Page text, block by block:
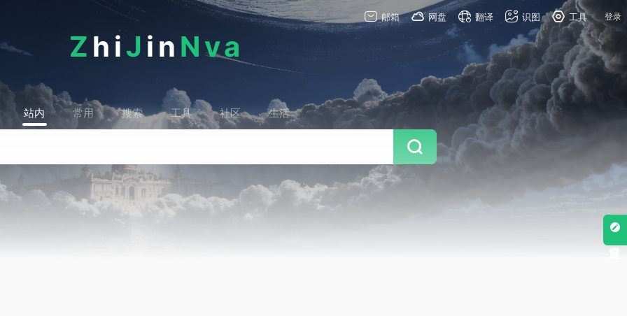
邮箱 网盘 翻译 识图 工具 登录
Z hiJ in Nva
站内 常用 搜索 工具 社区 生活